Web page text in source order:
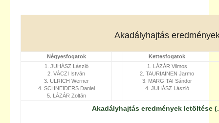
Akadályhajtás
Négyesfogatok
Kettesfogatok
1. JUHÁSZ László
2. VÁCZI István
3. ULRICH Werner
4. SCHNEIDERS Daniel
5. LÁZÁR Zoltán
1. LÁZÁR Vilmos
2. TAURIAINEN Jarmo
3. MARGITAI Sándor
4. JUHÁSZ László
Akadályhajtás eredmények letöltése